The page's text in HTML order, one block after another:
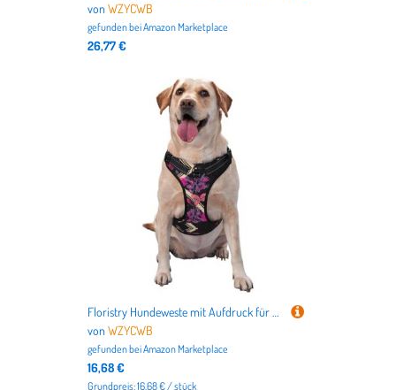
vonWZYCWB
gefunden beiAmazon Marketplace
26,77 €
Floristry Hundeweste mit Aufdruck für Haustiere, klein, ideal für Spaziergänge mit dem Hund, Wandern, tägliche Reisen
vonWZYCWB
gefunden beiAmazon Marketplace
16,68 €
Grundpreis: 16.68 € / stück